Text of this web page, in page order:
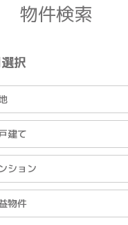
物件検索
択
建て
ション
物件